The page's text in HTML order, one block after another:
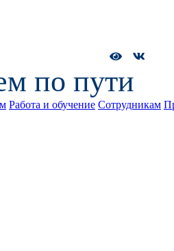
по пути
Работа и обучение Сотрудникам